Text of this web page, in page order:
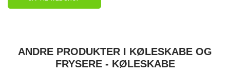
ANDRE PRODUKTER I KØLESKABE OG
FRYSERE - KØLESKABE